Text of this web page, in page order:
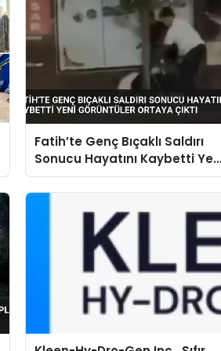
Fatih’te Genç Bıçaklı Saldırı
Sonucu Hayatını Kaybetti
Görüntüler Ortaya Çıktı